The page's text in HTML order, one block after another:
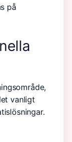
på
vanligt